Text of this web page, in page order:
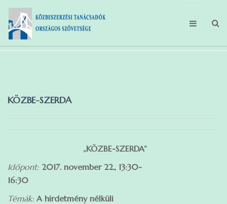
TEVÉKENYSÉGEINK
GDPR
KÖZBE-SZERDA
„KÖZBE-SZERDA”
Időpont: 2017. november 22., 13:30-
16:30
Témák: A hirdetmény nélküli